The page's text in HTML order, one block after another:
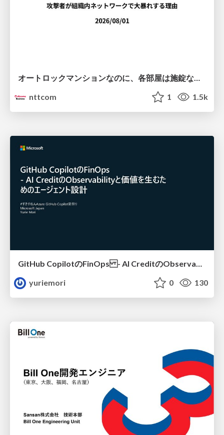
オートロックマンションなのに、各部屋は施錠なし！？ 攻撃者が組織内ネットワークで大暴れする理由 / The Front Door Is Locked, but the Rooms Are Wide Open: Why Attackers Move Freely Inside Enterprise Networks
nttcom
1 1.5k
GitHub CopilotのFinOps - AI CreditのObservabilityと価値を生むためのエージェント設計
yuriemori
0 130